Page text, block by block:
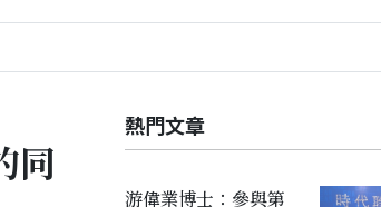
同
熱門文章
游偉業博士：參與第